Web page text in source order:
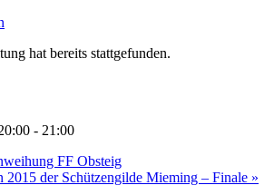
hat bereits stattgefunden.
- 21:00
FF Obsteig
2015 der Schützengilde Mieming – Finale »